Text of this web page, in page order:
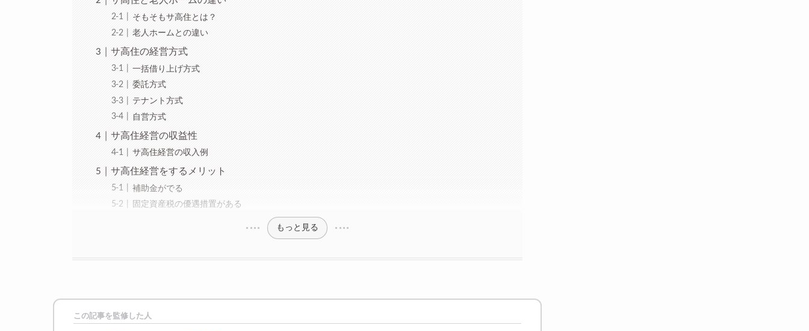
そもそもサ高住とは？
老人ホームとの違い
サ高住の経営方式
一括借り上げ方式
委託方式
テナント方式
自営方式
サ高住経営の収益性
サ高住経営の収入例
サ高住経営をするメリット
補助金がでる
固定資産税の優遇措置がある
もっと見る
この記事を監修した人